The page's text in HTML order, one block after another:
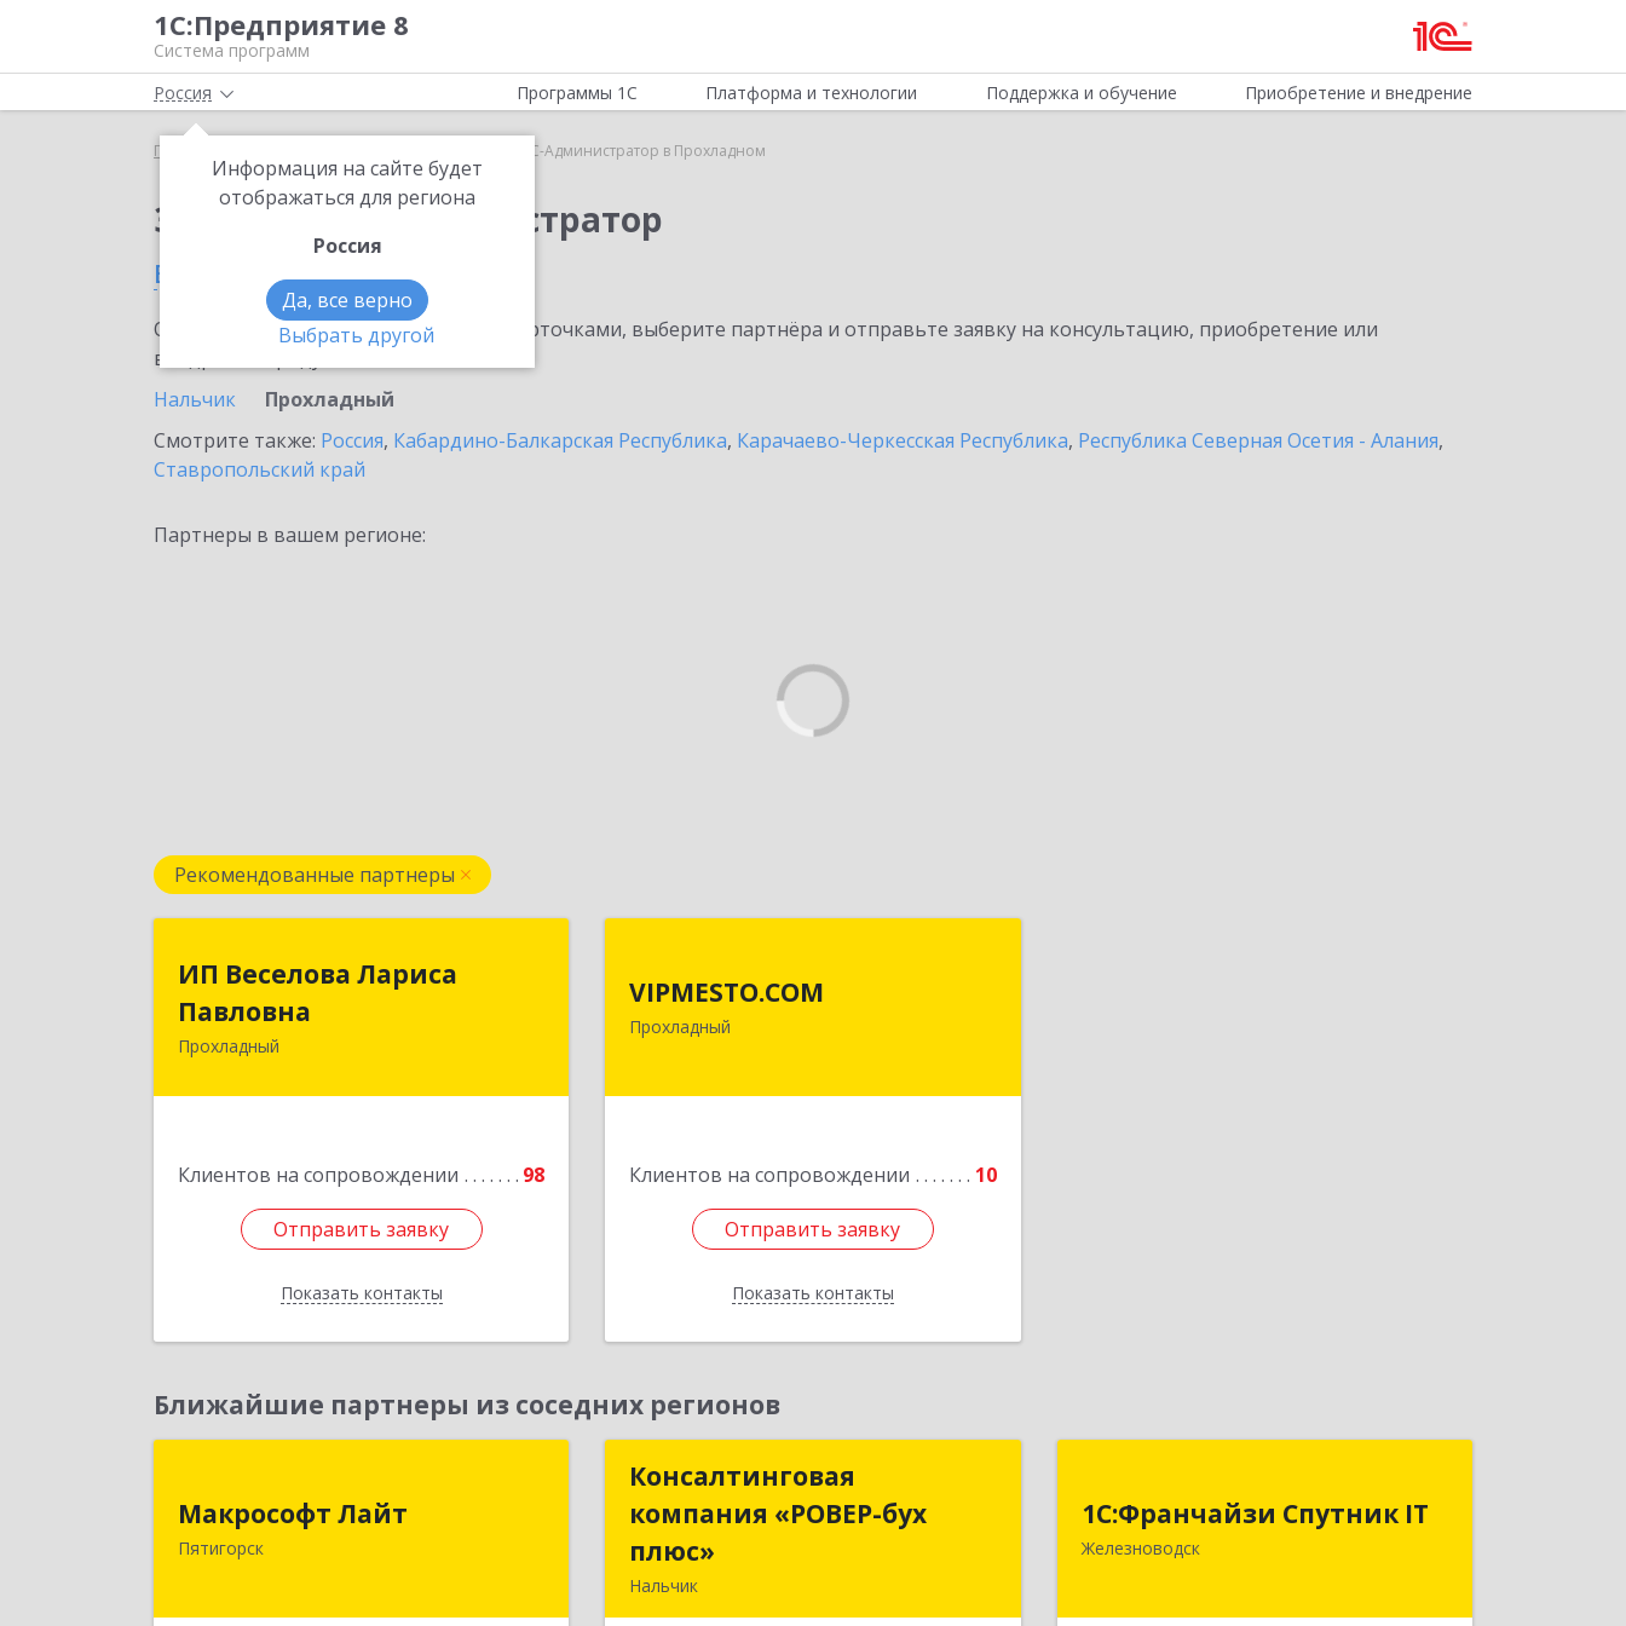
1С:Предприятие 8
Система программ
Россия
Информация на сайте будет
отображаться для региона
Россия
Да, все верно
Выбрать другой
Программы 1С Платформа и технологии Поддержка и обучение Приобретение и внедрение
Главная 1С-Администратор в Прохладном
Заказать 1С-Администратор
в Прохладном
Ознакомьтесь с информационными карточками, выберите партнёра и отправьте заявку на консультацию, приобретение или
внедрение продукта.
Нальчик
Прохладный
Смотрите также: Россия, Кабардино-Балкарская Республика, Карачаево-Черкесская Республика, Республика Северная Осетия - Алания,
Ставропольский край
Партнеры в вашем регионе:
Рекомендованные партнеры
ИП Веселова Лариса
Павловна
Прохладный
Клиентов на сопровождении 98
Отправить заявку
Показать контакты
Павловна
361045, Кабардино-Балкарская Респ,
Подробнее
Отправить заявку
Назад
VIPMESTO.COM
Прохладный
Клиентов на сопровождении 10
Отправить заявку
Показать контакты
Прохладный г, Ленина ул, дом № 89,
Отправить заявку
Назад
Ближайшие партнеры из соседних регионов
Макрософт Лайт
Пятигорск
357501, Ставропольский край,
Пятигорск г, Коста Хетагурова ул, дом
Консалтинговая
компания «РОВЕР-бух
плюс»
Нальчик
Консалтинговая
компания «РОВЕР-бух
1С:Франчайзи Спутник IT
Железноводск
357430, Ставропольский край, город-
курорт Железноводск, Иноземцево п,